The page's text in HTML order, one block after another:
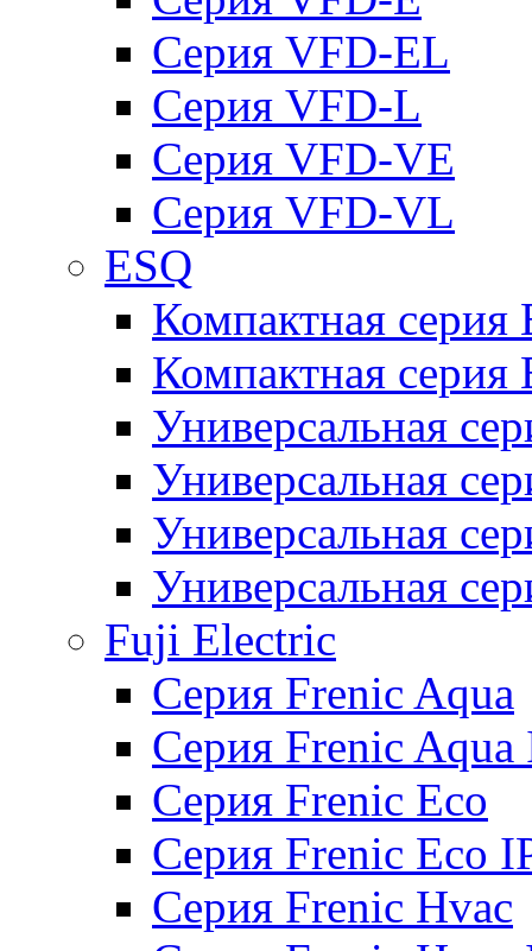
Серия VFD-EL
Серия VFD-L
Серия VFD-VE
Серия VFD-VL
ESQ
Компактная серия
Компактная
Универсальная
Универсальная
Универсальная
Универсальная
Fuji Electric
Серия Frenic Aqua
Серия Frenic Aqua
Серия Frenic Eco
Серия Frenic Eco
Серия Frenic Hvac